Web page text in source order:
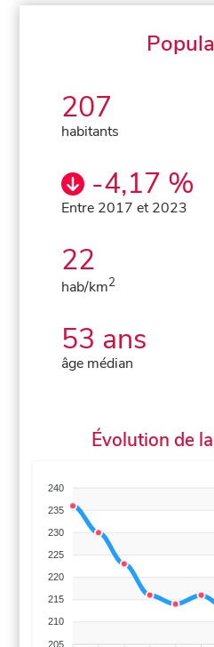
207
habitants
-4,17 %
Entre 2017 et 2023
22
hab/km2
53 ans
âge médian
Évolution de
240
235
230
225
220
215
210
205